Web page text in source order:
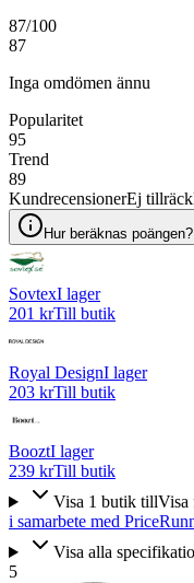
87/100
87
Inga omdömen ännu
Popularitet
95
Trend
89
KundrecensionerEj
Hur beräknas poängen?
SovtexI lager
201 krTill butik
Royal DesignI lager
203 krTill butik
BooztI lager
239 krTill butik
Visa 1 butik tillVisa
i samarbete med
Visa alla
5